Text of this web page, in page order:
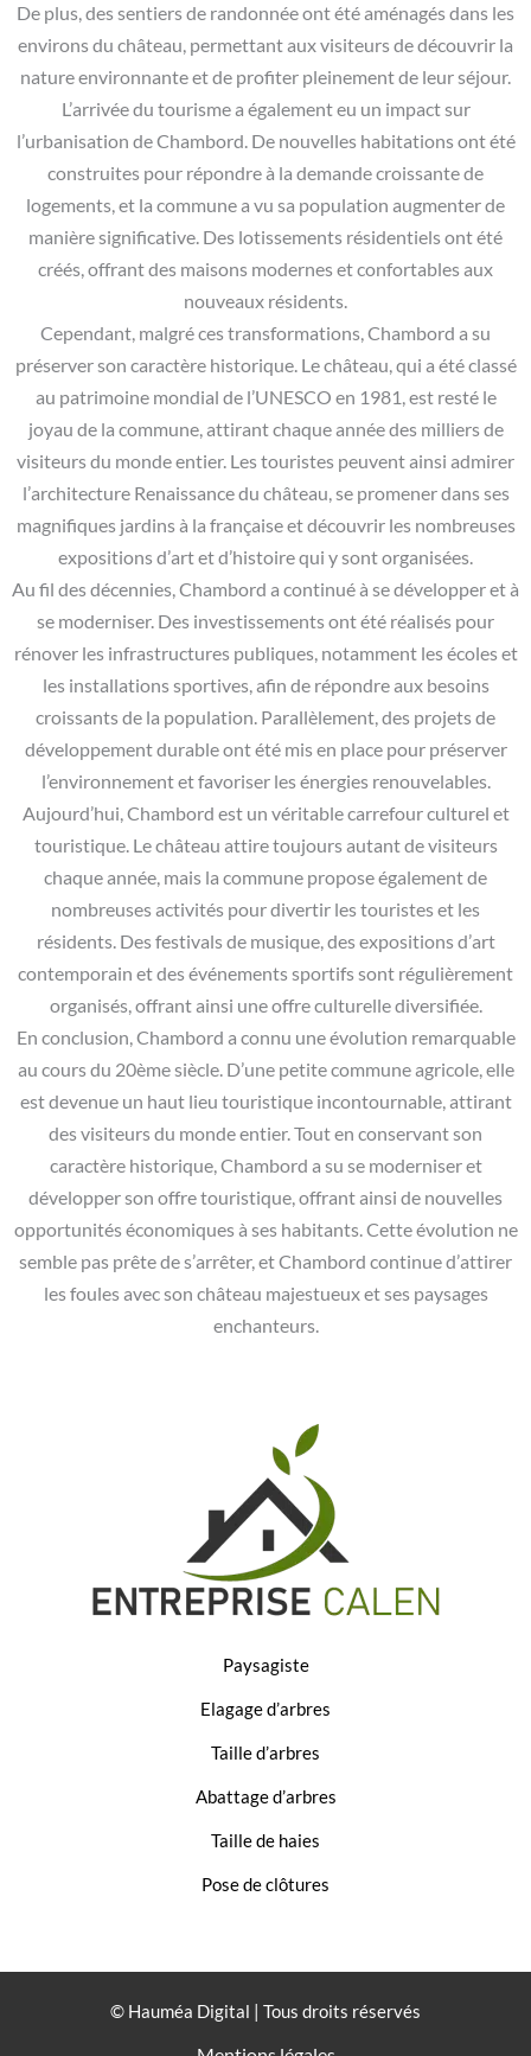
De plus, des sentiers de randonnée ont été aménagés dans les
environs du château, permettant aux visiteurs de découvrir la
nature environnante et de profiter pleinement de leur séjour.
L’arrivée du tourisme a également eu un impact sur
l’urbanisation de Chambord. De nouvelles habitations ont été
construites pour répondre à la demande croissante de
logements, et la commune a vu sa population augmenter de
manière significative. Des lotissements résidentiels ont été
créés, offrant des maisons modernes et confortables aux
nouveaux résidents.
Cependant, malgré ces transformations, Chambord a su
préserver son caractère historique. Le château, qui a été classé
au patrimoine mondial de l’UNESCO en 1981, est resté le
joyau de la commune, attirant chaque année des milliers de
visiteurs du monde entier. Les touristes peuvent ainsi admirer
l’architecture Renaissance du château, se promener dans ses
magnifiques jardins à la française et découvrir les nombreuses
expositions d’art et d’histoire qui y sont organisées.
Au fil des décennies, Chambord a continué à se développer et à
se moderniser. Des investissements ont été réalisés pour
rénover les infrastructures publiques, notamment les écoles et
les installations sportives, afin de répondre aux besoins
croissants de la population. Parallèlement, des projets de
développement durable ont été mis en place pour préserver
l’environnement et favoriser les énergies renouvelables.
Aujourd’hui, Chambord est un véritable carrefour culturel et
touristique. Le château attire toujours autant de visiteurs
chaque année, mais la commune propose également de
nombreuses activités pour divertir les touristes et les
résidents. Des festivals de musique, des expositions d’art
contemporain et des événements sportifs sont régulièrement
organisés, offrant ainsi une offre culturelle diversifiée.
En conclusion, Chambord a connu une évolution remarquable
au cours du 20ème siècle. D’une petite commune agricole, elle
est devenue un haut lieu touristique incontournable, attirant
des visiteurs du monde entier. Tout en conservant son
caractère historique, Chambord a su se moderniser et
développer son offre touristique, offrant ainsi de nouvelles
opportunités économiques à ses habitants. Cette évolution ne
semble pas prête de s’arrêter, et Chambord continue d’attirer
les foules avec son château majestueux et ses paysages
enchanteurs.
Paysagiste
Elagage d’arbres
Taille d’arbres
Abattage d’arbres
Taille de haies
Pose de clôtures
© Hauméa Digital | Tous droits réservés